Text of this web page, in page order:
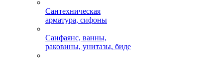
Сантехническая
арматура, сифоны
Санфаянс, ванны,
раковины, унитазы, биде